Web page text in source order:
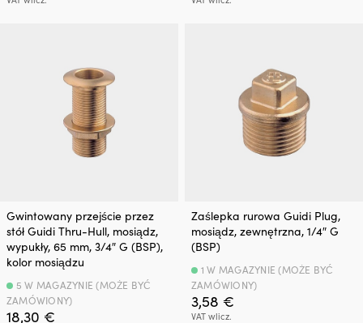
Gwintowany przejście przez
stół Guidi Thru-Hull, mosiądz,
wypukły, 65 mm, 3/4″ G (BSP),
kolor mosiądzu
18,30 €
5 W MAGAZYNIE (MOŻE BYĆ
ZAMÓWIONY)
Zaślepka rurowa Guidi Plug,
mosiądz, zewnętrzna, 1/4″ G
(BSP)
3,58 €
VAT wlicz.
1 W MAGAZYNIE (MOŻE BYĆ
ZAMÓWIONY)